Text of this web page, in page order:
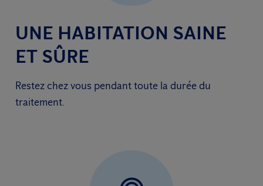
UNE HABITATION SAINE
ET SÛRE
Restez chez vous pendant toute la durée du
traitement.